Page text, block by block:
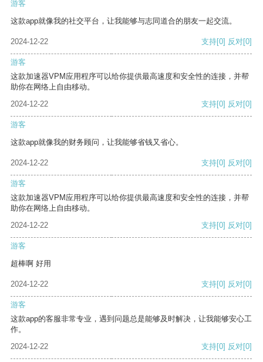
游客
这款app就像我的社交平台，让我能够与志同道合的朋友一起交流。
2024-12-22 支持[0] 反对[0]
游客
这款加速器VPM应用程序可以给你提供最高速度和安全性的连接，并帮
助你在网络上自由移动。
2024-12-22
支持[0] 反对[0]
游客
这款app就像我的财务顾问，让我能够省钱又省心。
2024-12-22 支持[0] 反对[0]
游客
这款加速器VPM应用程序可以给你提供最高速度和安全性的连接，并帮
助你在网络上自由移动。
2024-12-22
支持[0] 反对[0]
游客
超棒啊 好用
2024-12-22 支持[0] 反对[0]
游客
这款app的客服非常专业，遇到问题总是能够及时解决，让我能够安心工
作。
2024-12-22
支持[0] 反对[0]